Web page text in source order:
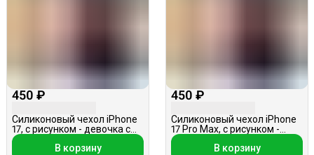
450 ₽
Силиконовый чехол iPhone
17, с рисунком - девочка с
кошкой, в ассортименте
В корзину
450 ₽
Силиконовый чехол iPhone
17 Pro Max, с рисунком -
девочка с кошкой, в
ассортиментеВ корзину